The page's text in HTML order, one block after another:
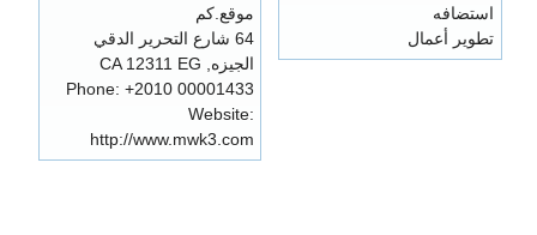
استضافه
تطوير أعمال
موقع.كم
64 شارع التحرير الدقي
الجيزه
CA 12311 EG
Phone: +2010 00001433
Website:
http://www.mwk3.com